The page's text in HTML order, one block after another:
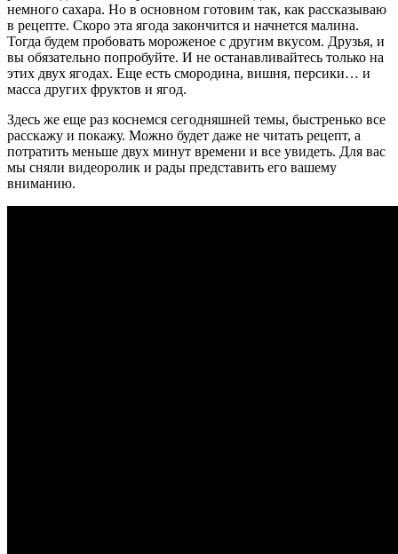
немного сахара. Но в основном готовим так, как рассказываю
в рецепте. Скоро эта ягода закончится и начнется малина.
Тогда будем пробовать мороженое с другим вкусом. Друзья, и
вы обязательно попробуйте. И не останавливайтесь только на
этих двух ягодах. Еще есть смородина, вишня, персики… и
масса других фруктов и ягод.
Здесь же еще раз коснемся сегодняшней темы, быстренько все
расскажу и покажу. Можно будет даже не читать рецепт, а
потратить меньше двух минут времени и все увидеть. Для вас
мы сняли видеоролик и рады представить его вашему
вниманию.